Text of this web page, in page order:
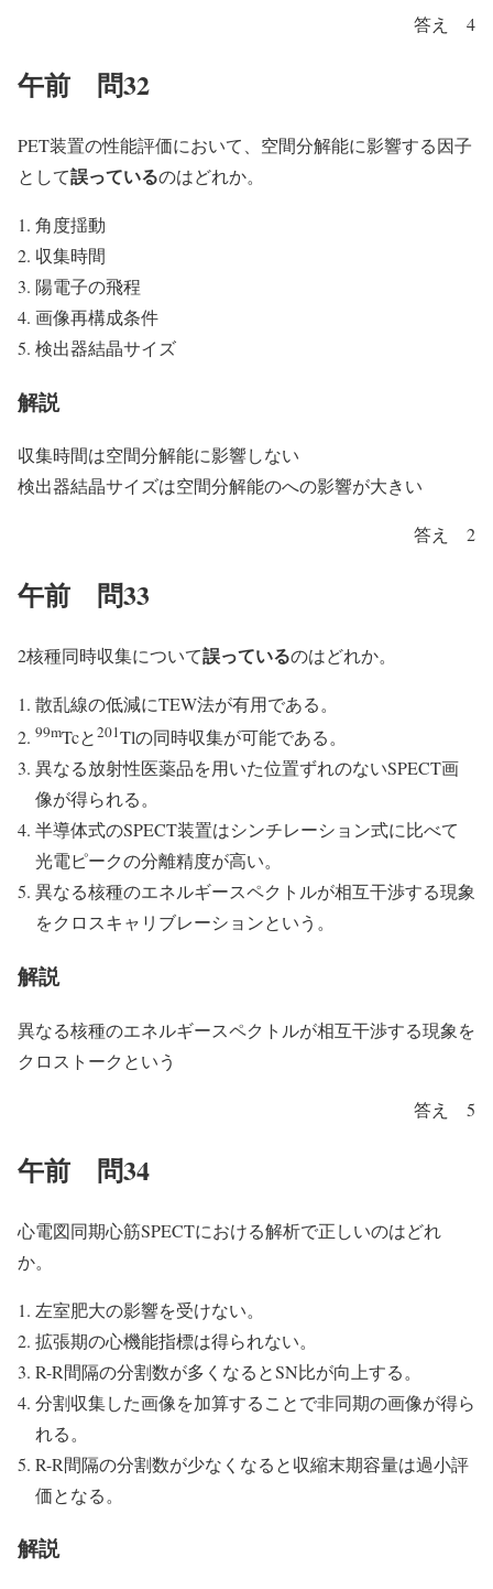
答え 4
午前 問32
PET装置の性能評価において、空間分解能に影響する因子
として誤っているのはどれか。
角度揺動
収集時間
陽電子の飛程
画像再構成条件
検出器結晶サイズ
解説
収集時間は空間分解能に影響しない
検出器結晶サイズは空間分解能のへの影響が大きい
答え 2
午前 問33
2核種同時収集について誤っているのはどれか。
散乱線の低減にTEW法が有用である。
99mTcと201Tlの同時収集が可能である。
異なる放射性医薬品を用いた位置ずれのないSPECT画
像が得られる。
半導体式のSPECT装置はシンチレーション式に比べて
光電ピークの分離精度が高い。
異なる核種のエネルギースペクトルが相互干渉する現象
をクロスキャリブレーションという。
解説
異なる核種のエネルギースペクトルが相互干渉する現象を
クロストークという
答え 5
午前 問34
心電図同期心筋SPECTにおける解析で正しいのはどれ
か。
左室肥大の影響を受けない。
拡張期の心機能指標は得られない。
R-R間隔の分割数が多くなるとSN比が向上する。
分割収集した画像を加算することで非同期の画像が得ら
れる。
R-R間隔の分割数が少なくなると収縮末期容量は過小評
価となる。
解説